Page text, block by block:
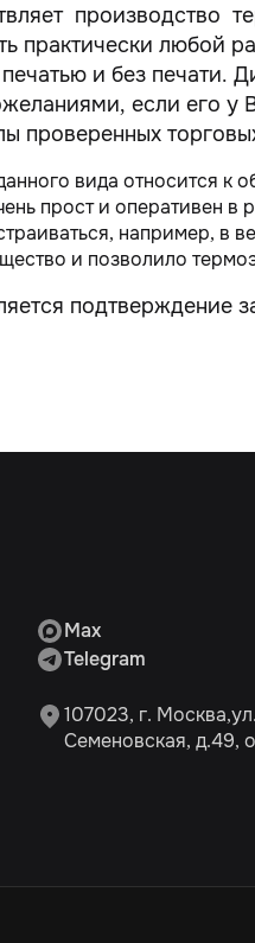
производство
практически любой
и без печати.
если его у
проверенных
вида относится к
прост и оперативен
например, в
и позволило
подтверждение
Max
Telegram
107023, г.
Семеновская, д.49,